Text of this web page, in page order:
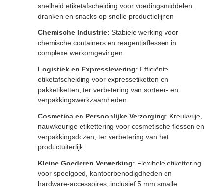
snelheid etiketafscheiding voor voedingsmiddelen,
dranken en snacks op snelle productielijnen
Chemische Industrie: Stabiele werking voor
chemische containers en reagentiaflessen in
complexe werkomgevingen
Logistiek en Expresslevering: Efficiënte
etiketafscheiding voor expressetiketten en
pakketiketten, ter verbetering van sorteer- en
verpakkingswerkzaamheden
Cosmetica en Persoonlijke Verzorging: Kreukvrije,
nauwkeurige etikettering voor cosmetische flessen en
verpakkingsdozen, ter verbetering van het
productuiterlijk
Kleine Goederen Verwerking: Flexibele etikettering
voor speelgoed, kantoorbenodigdheden en
hardware-accessoires, inclusief 5 mm smalle